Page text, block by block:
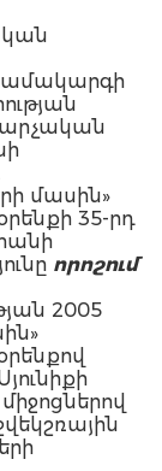
մասին»
35-րդ
որոշում
2005